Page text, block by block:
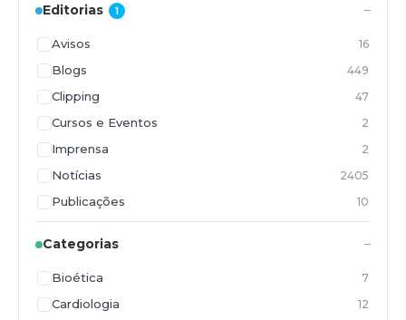
Editorias 1
Avisos 16
Blogs 449
Clipping 47
Cursos e Eventos 2
Imprensa 2
Notícias 2405
Publicações 10
Categorias
Bioética 7
Cardiologia 12